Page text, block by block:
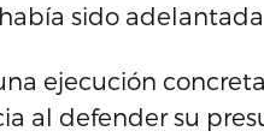
sido
ejecución
al defender su